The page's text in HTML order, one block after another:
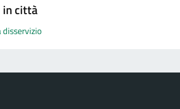
in città
disservizio